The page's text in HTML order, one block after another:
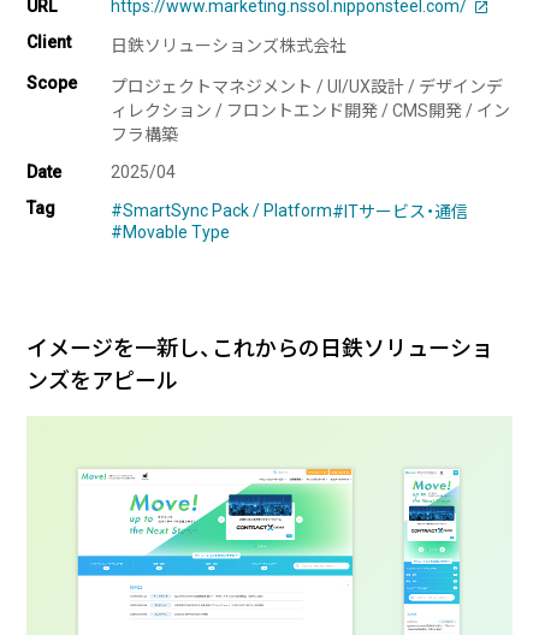
企業様に合わせたCMS Platformを提供することでビジネスを加
速させます。
2026/08/04 自己紹介
承認ボタンを押しただけ！ Cursor がやっ
てくれた1時間の業務記録
技術ブログ
Movable Type と WordPress の DB 接続
URL
https://www.marketing.nssol.nipponsteel.com/
Client
日鉄ソリューションズ株式会社
Scope
プロジェクトマネジメント / UI/UX設計 / デザインデ
ィレクション / フロントエンド開発 / CMS開発 / イン
フラ構築
Date
2025/04
Tag
#SmartSync Pack / Platform#ITサービス・通信
#Movable Type
イメージを一新し、これからの日鉄ソリューショ
ンズをアピール